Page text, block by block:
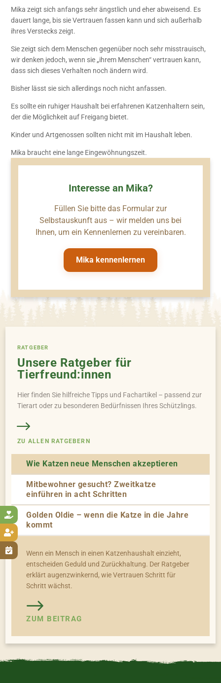



Mika zeigt sich anfangs sehr ängstlich und eher abweisend. Es
dauert lange, bis sie Vertrauen fassen kann und sich außerhalb
ihres Verstecks zeigt.
Sie zeigt sich dem Menschen gegenüber noch sehr misstrauisch,
wir denken jedoch, wenn sie „ihrem Menschen“ vertrauen kann,
dass sich dieses Verhalten noch ändern wird.
Bisher lässt sie sich allerdings noch nicht anfassen.
Es sollte ein ruhiger Haushalt bei erfahrenen Katzenhaltern sein,
der die Möglichkeit auf Freigang bietet.
Kinder und Artgenossen sollten nicht mit im Haushalt leben.
Mika braucht eine lange Eingewöhnungszeit.
Interesse an Mika?
Füllen Sie bitte das Formular zur
Selbstauskunft aus – wir melden uns bei
Ihnen, um ein Kennenlernen zu vereinbaren.
Mika kennenlernen
RATGEBER
Unsere Ratgeber für
Tierfreund:innen
Hier finden Sie hilfreiche Tipps und Fachartikel – passend zur
Tierart oder zu besonderen Bedürfnissen Ihres Schützlings.
ZU ALLEN RATGEBERN
Wie Katzen neue Menschen akzeptieren
Mitbewohner gesucht? Zweitkatze
einführen in acht Schritten
Golden Oldie – wenn die Katze in die Jahre
kommt
Wenn ein Mensch in einen Katzenhaushalt einzieht,
entscheiden Geduld und Zurückhaltung. Der Ratgeber
erklärt augenzwinkernd, wie Vertrauen Schritt für
Schritt wächst.
ZUM BEITRAG